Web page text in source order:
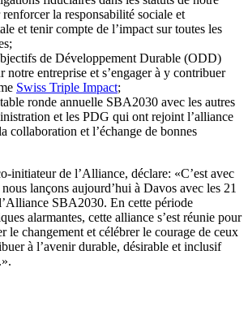
la responsabilité sociale et
et tenir compte de l’impact sur toutes les
de Développement Durable (ODD)
notre entreprise et s’engager à y contribuer
Swiss Triple Impact;
ronde annuelle SBA2030 avec les autres
et les PDG qui ont rejoint l’alliance
collaboration et l’échange de bonnes
initiateur de l’Alliance, déclare: «C’est avec
lançons aujourd’hui à Davos avec les 21
SBA2030. En cette période
alarmantes, cette alliance s’est réunie pour
le changement et célébrer le courage de ceux
à l’avenir durable, désirable et inclusif